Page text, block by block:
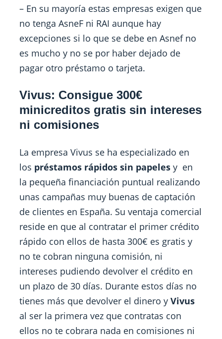
– En su mayoría estas empresas exigen que
no tenga AsneF ni RAI aunque hay
excepciones si lo que se debe en Asnef no
es mucho y no se por haber dejado de
pagar otro préstamo o tarjeta.
Vivus: Consigue 300€
minicreditos gratis sin intereses
ni comisiones
La empresa Vivus se ha especializado en
los préstamos rápidos sin papelesy en
la pequeña financiación puntual realizando
unas campañas muy buenas de captación
de clientes en España. Su ventaja comercial
reside en que al contratar el primer crédito
rápido con ellos de hasta 300€ es gratis y
no te cobran ninguna comisión, ni
intereses pudiendo devolver el crédito en
un plazo de 30 días. Durante estos días no
tienes más que devolver el dinero yVivus
al ser la primera vez que contratas con
ellos no te cobrara nada en comisiones ni